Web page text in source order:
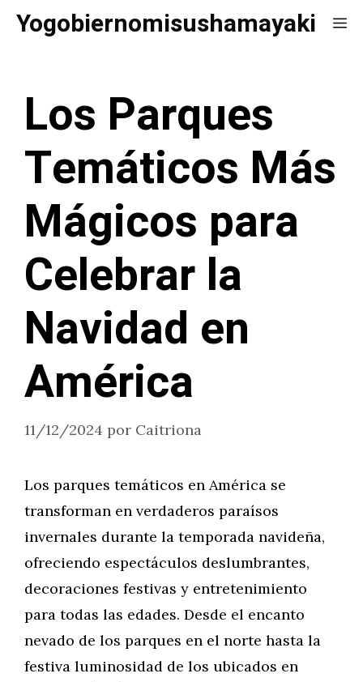
SaltarYogobiernomisushamayaki
Los Parques
Temáticos Más
Mágicos para
Celebrar la
Navidad en
América
11/12/2024 por Caitriona
Los parques temáticos en América se
transforman en verdaderos paraísos
invernales durante la temporada navideña,
ofreciendo espectáculos deslumbrantes,
decoraciones festivas y entretenimiento
para todas las edades. Desde el encanto
nevado de los parques en el norte hasta la
festiva luminosidad de los ubicados en